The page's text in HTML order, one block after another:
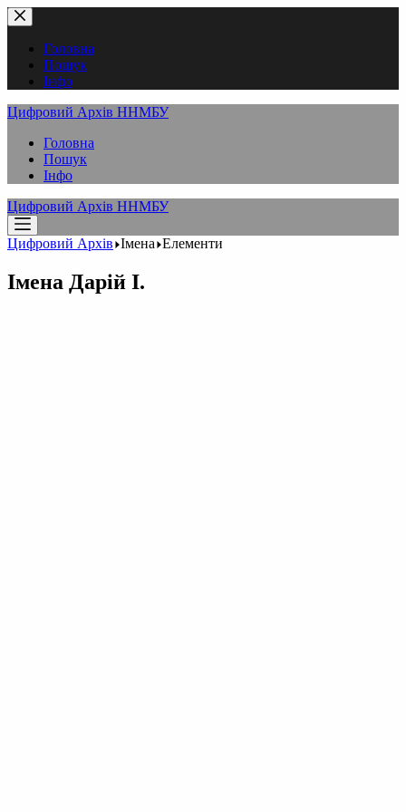
Перейти
до
вмістуГоловна
Пошук
Інфо
Цифровий Архів ННМБУ
Головна
Пошук
Інфо
Цифровий Архів ННМБУ
Цифровий Архів Імена Елементи
Імена Дарій I.